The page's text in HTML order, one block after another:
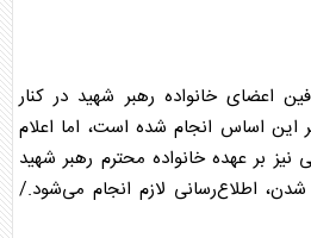
اعضای خانواده رهبر شهید در کنار
این اساس انجام شده است، اما اعلام
بر عهده خانواده محترم رهبر شهید
اطلاع‌رسانی لازم انجام می‌شود./